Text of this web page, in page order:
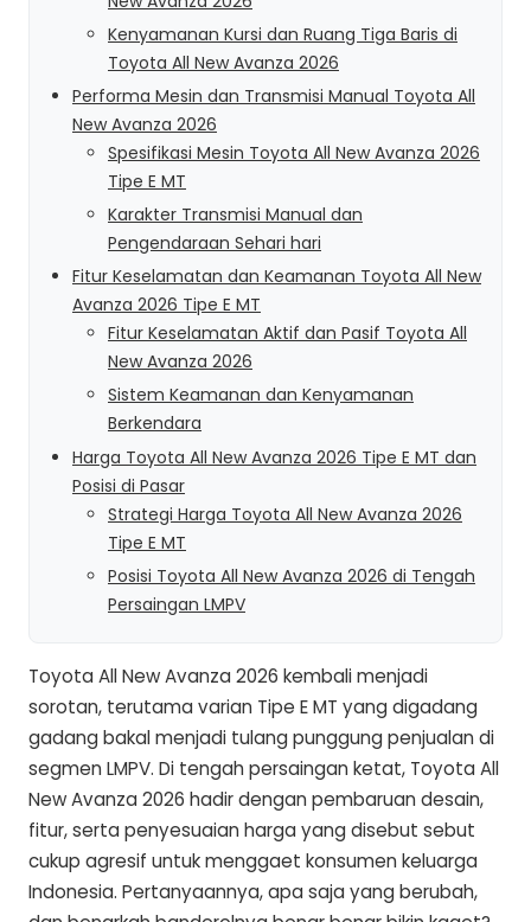
Kenyamanan Kursi dan Ruang Tiga Baris di
Toyota All New Avanza 2026
Performa Mesin dan Transmisi Manual Toyota All
New Avanza 2026
Spesifikasi Mesin Toyota All New Avanza 2026
Tipe E MT
Karakter Transmisi Manual dan
Pengendaraan Sehari hari
Fitur Keselamatan dan Keamanan Toyota All New
Avanza 2026 Tipe E MT
Fitur Keselamatan Aktif dan Pasif Toyota All
New Avanza 2026
Sistem Keamanan dan Kenyamanan
Berkendara
Harga Toyota All New Avanza 2026 Tipe E MT dan
Posisi di Pasar
Strategi Harga Toyota All New Avanza 2026
Tipe E MT
Posisi Toyota All New Avanza 2026 di Tengah
Persaingan LMPV
Toyota All New Avanza 2026 kembali menjadi
sorotan, terutama varian Tipe E MT yang digadang
gadang bakal menjadi tulang punggung penjualan di
segmen LMPV. Di tengah persaingan ketat, Toyota All
New Avanza 2026 hadir dengan pembaruan desain,
fitur, serta penyesuaian harga yang disebut sebut
cukup agresif untuk menggaet konsumen keluarga
Indonesia. Pertanyaannya, apa saja yang berubah,